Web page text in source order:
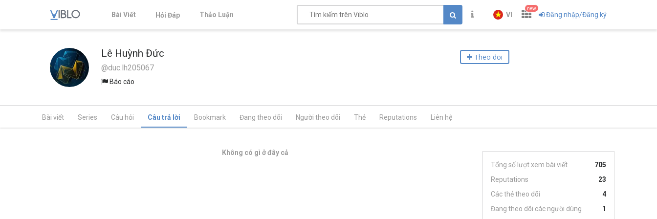
Bài Viết Hỏi Đáp Thảo Luận VI
new
Đăng nhập/Đăng ký
Lê Huỳnh Đức
@duc.lh205067
Báo cáo
Theo dõi
Bài viết Series Câu hỏi Câu trả lời Bookmark Đang theo dõi Người theo dõi Thẻ Reputations Liên hệ
Không có gì ở đây cả
Tổng số lượt xem bài viết
705
Reputations
23
Các thẻ theo dõi
4
Đang theo dõi các người dùng
1